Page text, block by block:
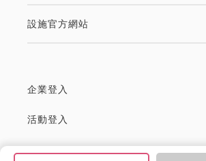
設施官方網站
企業登入
活動登入